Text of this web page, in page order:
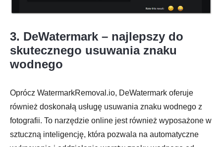
3. DeWatermark – najlepszy do
skutecznego usuwania znaku
wodnego
Oprócz WatermarkRemoval.io, DeWatermark oferuje
również doskonałą usługę usuwania znaku wodnego z
fotografii. To narzędzie online jest również wyposażone w
sztuczną inteligencję, która pozwala na automatyczne